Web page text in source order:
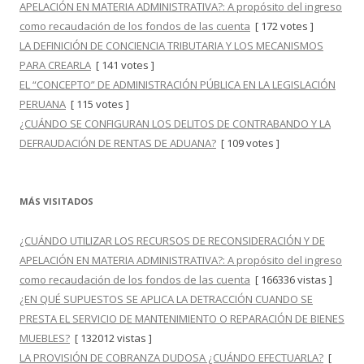
APELACIÓN EN MATERIA ADMINISTRATIVA?: A propósito del ingreso
como recaudación de los fondos de las cuenta [ 172 votes ]
LA DEFINICIÓN DE CONCIENCIA TRIBUTARIA Y LOS MECANISMOS
PARA CREARLA [ 141 votes ]
EL “CONCEPTO” DE ADMINISTRACIÓN PÚBLICA EN LA LEGISLACIÓN
PERUANA [ 115 votes ]
¿CUÁNDO SE CONFIGURAN LOS DELITOS DE CONTRABANDO Y LA
DEFRAUDACIÓN DE RENTAS DE ADUANA? [ 109 votes ]
MÁS VISITADOS
¿CUÁNDO UTILIZAR LOS RECURSOS DE RECONSIDERACIÓN Y DE
APELACIÓN EN MATERIA ADMINISTRATIVA?: A propósito del ingreso
como recaudación de los fondos de las cuenta [ 166336 vistas ]
¿EN QUÉ SUPUESTOS SE APLICA LA DETRACCIÓN CUANDO SE
PRESTA EL SERVICIO DE MANTENIMIENTO O REPARACIÓN DE BIENES
MUEBLES? [ 132012 vistas ]
LA PROVISIÓN DE COBRANZA DUDOSA ¿CUÁNDO EFECTUARLA? [